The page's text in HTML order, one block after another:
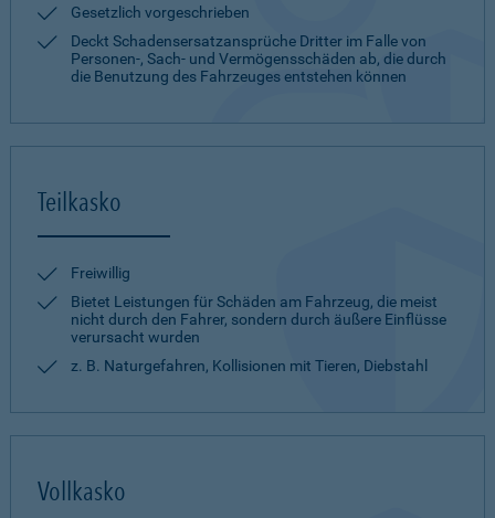
Gesetzlich vorgeschrieben
Deckt Schadensersatzansprüche Dritter im Falle von
Personen-, Sach- und Vermögensschäden ab, die durch
die Benutzung des Fahrzeuges entstehen können
Teilkasko
Freiwillig
Bietet Leistungen für Schäden am Fahrzeug, die meist
nicht durch den Fahrer, sondern durch äußere Einflüsse
verursacht wurden
z. B. Naturgefahren, Kollisionen mit Tieren, Diebstahl
Vollkasko